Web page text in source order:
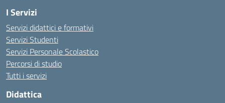
I Servizi
Servizi didattici e formativi
Servizi Studenti
Servizi Personale Scolastico
Percorsi di studio
Tutti i servizi
Didattica